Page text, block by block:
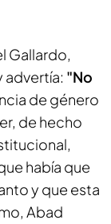
Gallardo,
advertía: "No
de género
de hecho
había que
y que esta
Abad